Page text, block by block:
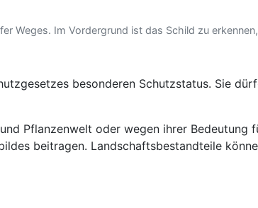
Weges. Im Vordergrund ist das Schild zu
besonderen Schutzstatus. Sie
Pflanzenwelt oder wegen ihrer Bedeutung
beitragen. Landschaftsbestandteile